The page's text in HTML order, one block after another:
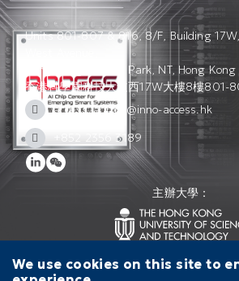
Units 801-807 & 816, 8/F, Building
Hong Kong Science Park, NT, Hong Kong
香港科學園科技大道西17W大樓8樓801-
access_admin@inno-access.hk
+852 2356 3189
主辦大學：
聯絡我們 使用條款
We use cookies on this site to